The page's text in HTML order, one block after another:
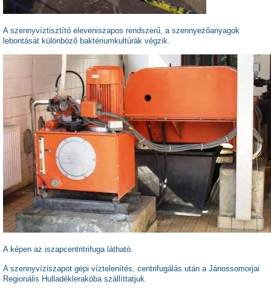
A szennyvíztisztító eleveniszapos rendszerű, a szennyezőanyagok
lebontását különböző baktériumkultúrák végzik.
A képen az iszapcentritrifuga látható.
A szennyvíziszapot gépi víztelenítés, centrifugálás után a Jánossomorjai
Regionális Hulladéklerakóba szállíttatjuk.